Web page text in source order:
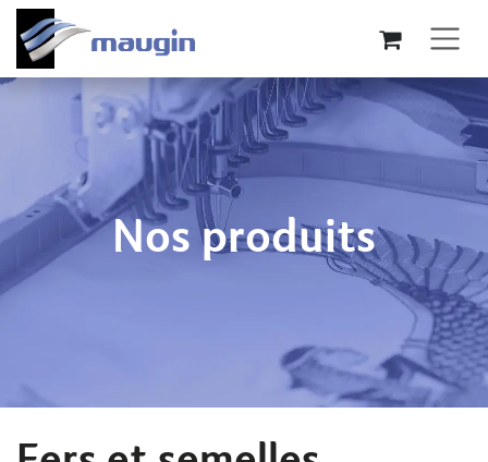
Se rendre au contenu
Nos produits